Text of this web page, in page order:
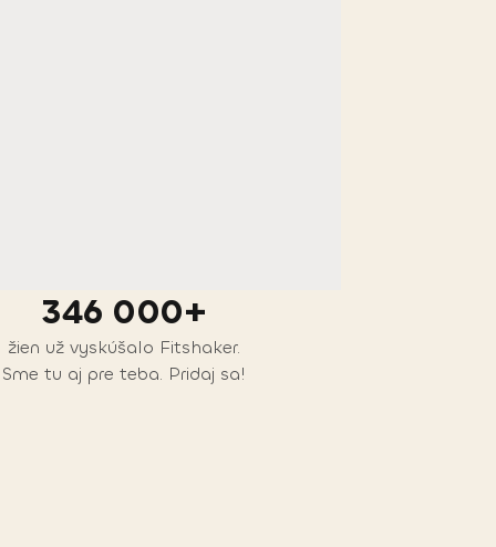
346 000+
žien už vyskúšalo Fitshaker.
Sme tu aj pre teba. Pridaj sa!